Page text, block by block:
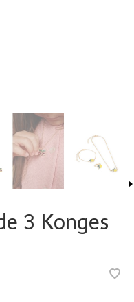
3 Konges